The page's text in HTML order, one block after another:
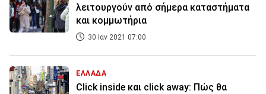
λειτουργούν από σήμερα καταστήματα
και κομμωτήρια
30 Ιαν 2021 07:00
ΕΛΛΑΔΑ
Click inside και click away: Πώς θα